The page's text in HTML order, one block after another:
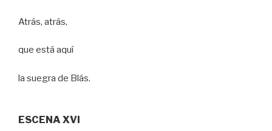
Atrás, atrás,
que está aquí
la suegra de Blás.
ESCENA XVI